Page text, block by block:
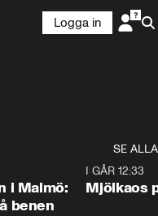
Logga in
SE ALLA
i Malmö:
benen
I GÅR 12:33
Mjölkaos